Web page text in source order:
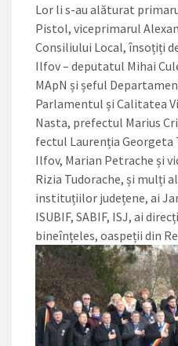
Lor li s-au alăturat
Pistol, viceprimarul
Consiliu­lui Local, însoțiți
Ilfov – deputatul Mi­hai
MApN și șeful
Parlamen­tul și Calitatea
Nasta, prefectul Ma­rius
fectul Laurenția
Ilfov, Mari­an Petrache și
Rizia Tudorache, și mulți
instituțiilor județene, ai
ISUBIF, SABIF, ISJ, ai
bineînțeles, oaspeții din